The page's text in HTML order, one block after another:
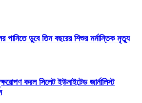
পানিতে ডুবে তিন বছরের শিশুর মর্মান্তিক মৃত্যু
করল সিলেট ইউনাইটেড জার্নালিস্ট